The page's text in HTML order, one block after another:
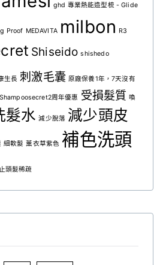
ghd 專業熱能造型梳 - Glide
Proof MEDAVITA milbon R3
Shiseido shishedo
生長 刺激毛囊 原廠保養1年，7天沒有
周年優惠 受損髮質 喚
髮水 減少脫落 減少頭皮
細軟髮 薰衣草紫色 補色洗頭
頭髮稀疏